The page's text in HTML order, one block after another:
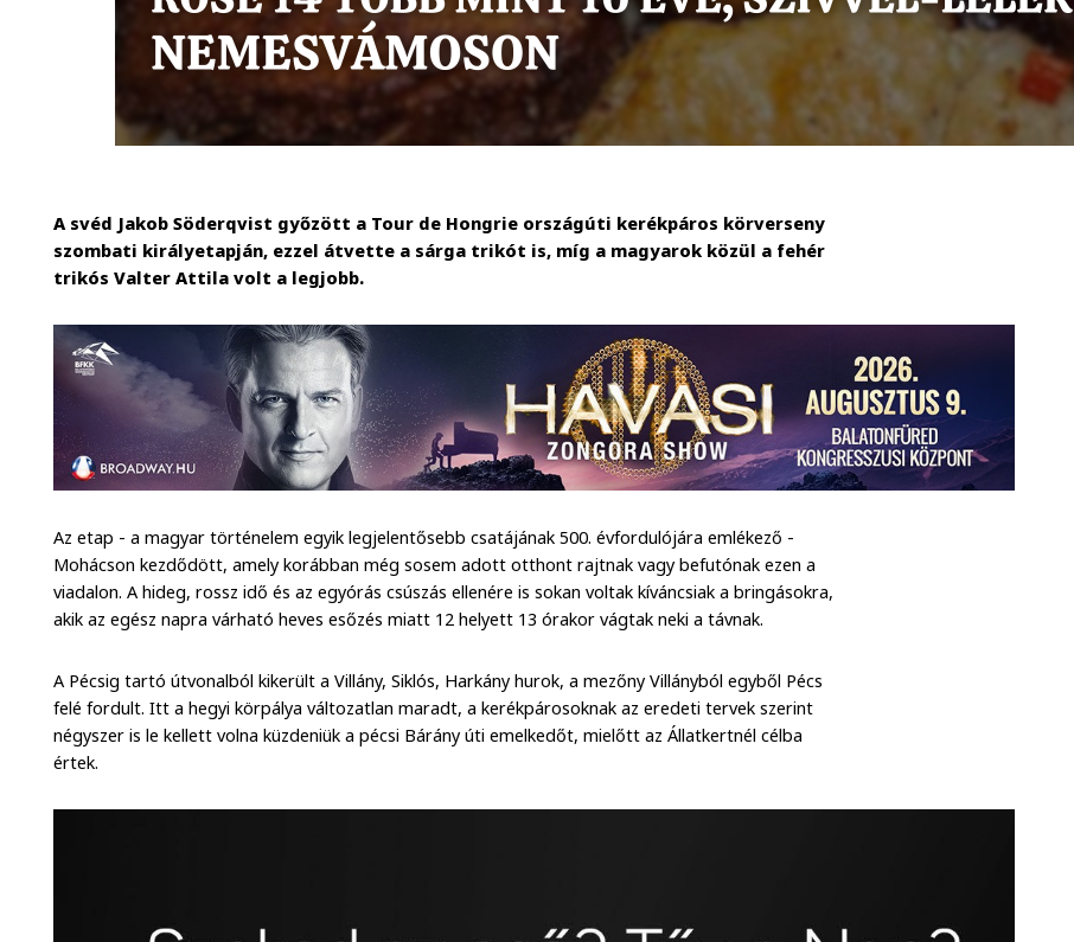
A svéd Jakob Söderqvist győzött a Tour de Hongrie országúti kerékpáros körverseny
szombati királyetapján, ezzel átvette a sárga trikót is, míg a magyarok közül a fehér
trikós Valter Attila volt a legjobb.
Az etap - a magyar történelem egyik legjelentősebb csatájának 500. évfordulójára emlékező -
Mohácson kezdődött, amely korábban még sosem adott otthont rajtnak vagy befutónak ezen a
viadalon. A hideg, rossz idő és az egyórás csúszás ellenére is sokan voltak kíváncsiak a bringásokra,
akik az egész napra várható heves esőzés miatt 12 helyett 13 órakor vágtak neki a távnak.
A Pécsig tartó útvonalból kikerült a Villány, Siklós, Harkány hurok, a mezőny Villányból egyből Pécs
felé fordult. Itt a hegyi körpálya változatlan maradt, a kerékpárosoknak az eredeti tervek szerint
négyszer is le kellett volna küzdeniük a pécsi Bárány úti emelkedőt, mielőtt az Állatkertnél célba
értek.